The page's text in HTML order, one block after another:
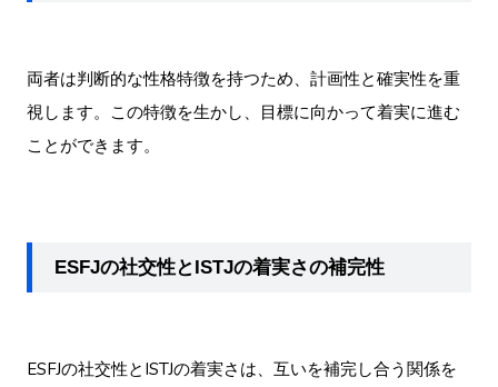
両者は判断的な性格特徴を持つため、計画性と確実性を重
視します。この特徴を生かし、目標に向かって着実に進む
ことができます。
ESFJの社交性とISTJの着実さの補完性
ESFJの社交性とISTJの着実さは、互いを補完し合う関係を